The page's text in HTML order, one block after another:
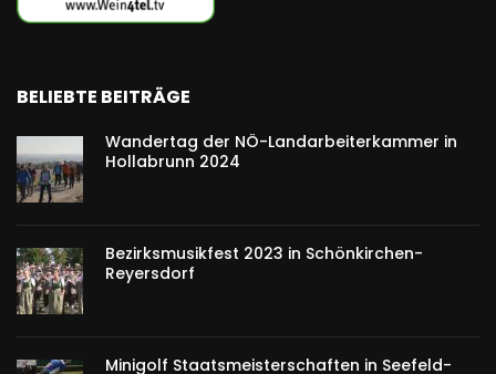
BELIEBTE BEITRÄGE
Wandertag der NÖ-Landarbeiterkammer in
Hollabrunn 2024
Bezirksmusikfest 2023 in Schönkirchen-
Reyersdorf
Minigolf Staatsmeisterschaften in Seefeld-